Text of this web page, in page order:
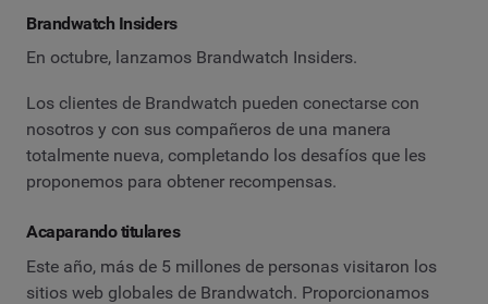
Brandwatch Insiders
En octubre, lanzamos Brandwatch Insiders.
Los clientes de Brandwatch pueden conectarse con
nosotros y con sus compañeros de una manera
totalmente nueva, completando los desafíos que les
proponemos para obtener recompensas.
Acaparando titulares
Este año, más de 5 millones de personas visitaron los
sitios web globales de Brandwatch. Proporcionamos